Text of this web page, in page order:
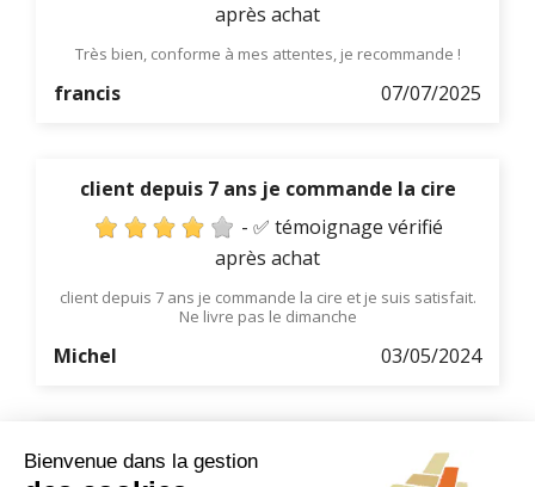
après achat
Très bien, conforme à mes attentes, je recommande !
francis 07/07/2025
client depuis 7 ans je commande la cire
- ✅ témoignage vérifié
après achat
client depuis 7 ans je commande la cire et je suis satisfait.
Ne livre pas le dimanche
Michel 03/05/2024
accueil téléphonique